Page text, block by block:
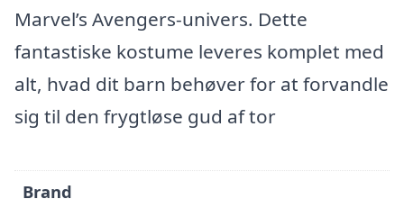
Marvel’s Avengers-univers. Dette
fantastiske kostume leveres komplet med
alt, hvad dit barn behøver for at forvandle
sig til den frygtløse gud af tor
Brand